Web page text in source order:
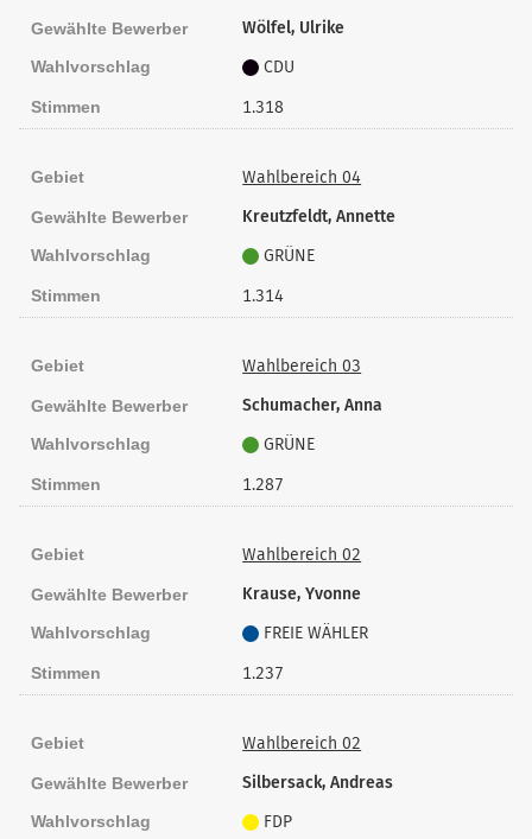
Gewählte Bewerber Wölfel, Ulrike
Wahlvorschlag CDU
Stimmen 1.318
Gebiet Wahlbereich 04
Gewählte Bewerber Kreutzfeldt, Annette
Wahlvorschlag GRÜNE
Stimmen 1.314
Gebiet Wahlbereich 03
Gewählte Bewerber Schumacher, Anna
Wahlvorschlag GRÜNE
Stimmen 1.287
Gebiet Wahlbereich 02
Gewählte Bewerber Krause, Yvonne
Wahlvorschlag FREIE WÄHLER
Stimmen 1.237
Gebiet Wahlbereich 02
Gewählte Bewerber Silbersack, Andreas
Wahlvorschlag FDP